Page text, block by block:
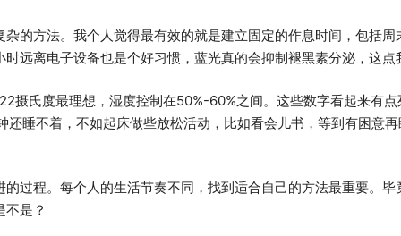
的方法。我个人觉得最有效的就是建立固定的作息时间，包括
远离电子设备也是个好习惯，蓝光真的会抑制褪黑素分泌，这点
摄氏度最理想，湿度控制在50%-60%之间。这些数字看起来有
睡不着，不如起床做些放松活动，比如看会儿书，等到有困意
过程。每个人的生活节奏不同，找到适合自己的方法最重要。
是？